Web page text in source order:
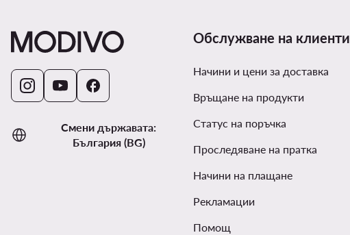
Смени държавата:
България (BG)
Обслужване на клиенти
Начини и цени за доставка
Връщане на продукти
Статус на поръчка
Проследяване на пратка
Начини на плащане
Рекламации
Помощ